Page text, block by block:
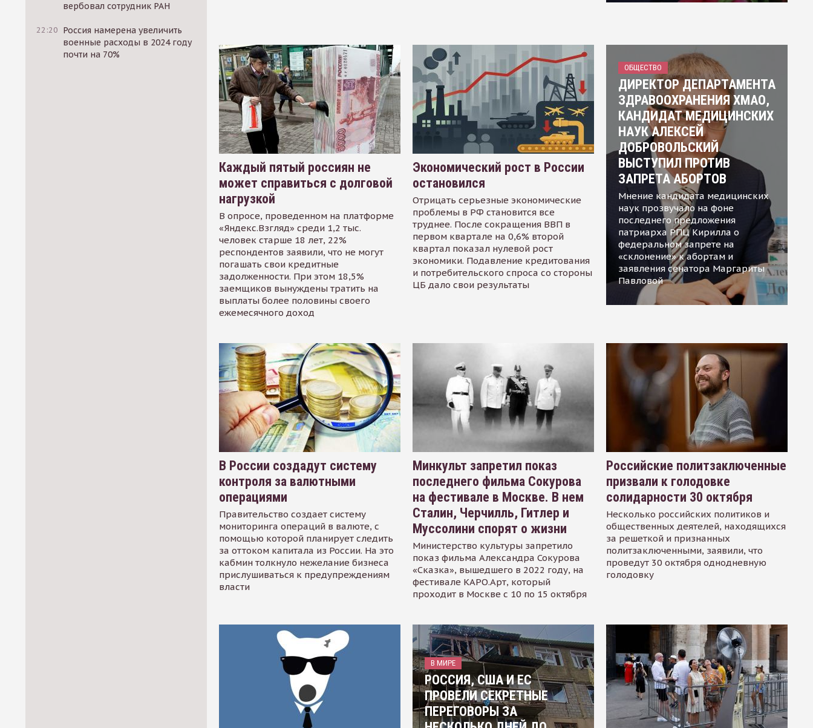
вербовал сотрудник РАН
22:20 Россия намерена увеличить
военные расходы в 2024 году
почти на 70%
Каждый пятый россиян не
может справиться с долговой
нагрузкой
В опросе, проведенном на платформе
«Яндекс.Взгляд» среди 1,2 тыс.
человек старше 18 лет, 22%
респондентов заявили, что не могут
погашать свои кредитные
задолженности. При этом 18,5%
заемщиков вынуждены тратить на
выплаты более половины своего
ежемесячного доход
Экономический рост в России
остановился
Отрицать серьезные экономические
проблемы в РФ становится все
труднее. После сокращения ВВП в
первом квартале на 0,6% второй
квартал показал нулевой рост
экономики. Подавление кредитования
и потребительского спроса со стороны
ЦБ дало свои результаты
ОБЩЕСТВО
ДИРЕКТОР ДЕПАРТАМЕНТА
ЗДРАВООХРАНЕНИЯ ХМАО,
КАНДИДАТ МЕДИЦИНСКИХ
НАУК АЛЕКСЕЙ
ДОБРОВОЛЬСКИЙ
ВЫСТУПИЛ ПРОТИВ
ЗАПРЕТА АБОРТОВ
Мнение кандидата медицинских
наук прозвучало на фоне
последнего предложения
патриарха РПЦ Кирилла о
федеральном запрете на
«склонение» к абортам и
заявления сенатора Маргариты
Павловой
В России создадут систему
контроля за валютными
операциями
Правительство создает систему
мониторинга операций в валюте, с
помощью которой планирует следить
за оттоком капитала из России. На это
кабмин толкнуло нежелание бизнеса
прислушиваться к предупреждениям
власти
Минкульт запретил показ
последнего фильма Сокурова
на фестивале в Москве. В нем
Сталин, Черчилль, Гитлер и
Муссолини спорят о жизни
Министерство культуры запретило
показ фильма Александра Сокурова
«Сказка», вышедшего в 2022 году, на
фестивале КАРО.Арт, который
проходит в Москве с 10 по 15 октября
Российские политзаключенные
призвали к голодовке
солидарности 30 октября
Несколько российских политиков и
общественных деятелей, находящихся
за решеткой и признанных
политзаключенными, заявили, что
проведут 30 октября однодневную
голодовку
В МИРЕ
РОССИЯ, США И ЕС
ПРОВЕЛИ СЕКРЕТНЫЕ
ПЕРЕГОВОРЫ ЗА